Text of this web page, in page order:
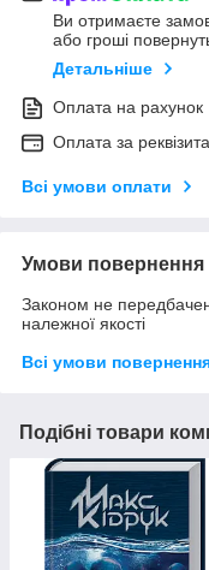
Ви отримаєте
або гроші
Детальніше
Оплата на рахунок
Оплата за
Всі умови оплати
Умови повернення
Законом не
належної якості
Всі умови
Подібні товари